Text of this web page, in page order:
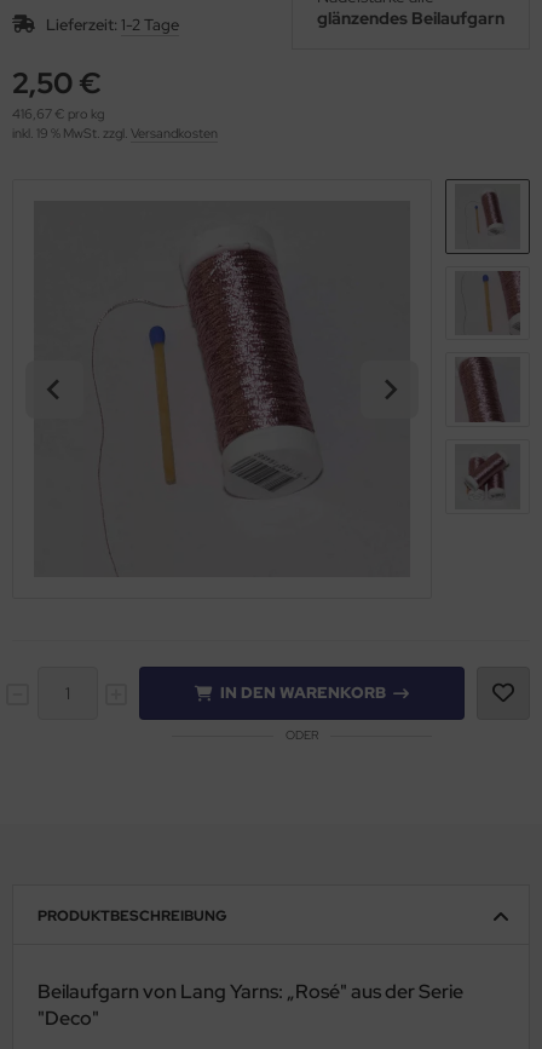
Lieferzeit: 1-2 Tage
2,50 €
416,67 € pro kg
inkl. 19 % MwSt. zzgl. Versandkosten
glänzendes Beilaufgarn
IN DEN WARENKORB
ODER
PRODUKTBESCHREIBUNG
Beilaufgarn von Lang Yarns: „Rosé" aus der Serie
"Deco"
(276)